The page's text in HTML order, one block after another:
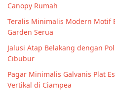
Canopy Rumah
Teralis Minimalis Modern Motif
Garden Serua
Jalusi Atap Belakang dengan
Cibubur
Pagar Minimalis Galvanis Plat
Vertikal di Ciampea